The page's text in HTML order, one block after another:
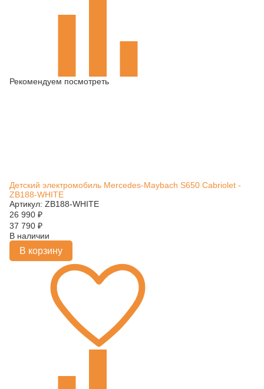
Рекомендуем посмотреть
Детский электромобиль Mercedes-Maybach S650 Cabriolet -
ZB188-WHITE
Артикул: ZB188-WHITE
26 990 ₽
37 790 ₽
В наличии
В корзину